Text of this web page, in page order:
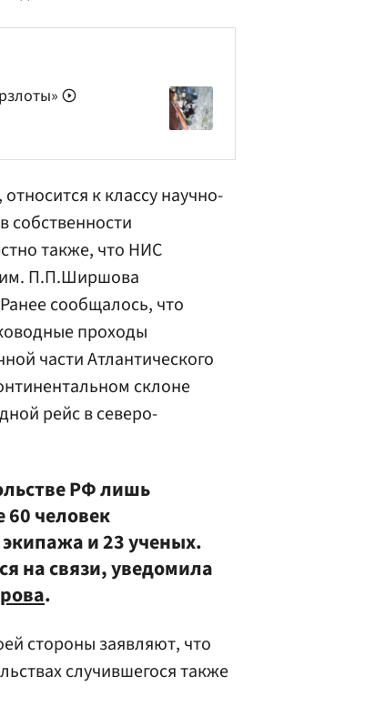
к классу научно-
собственности
также, что НИС
им. П.П.Ширшова
сообщалось, что
проходы
части Атлантического
склоне
рейс в северо-
РФ лишь
60 человек
и 23 ученых.
на связи, уведомила
.
стороны заявляют, что
случившегося также